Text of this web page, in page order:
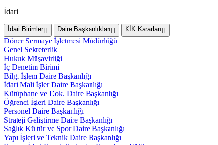
İdari
İdari Birimler Daire Başkanlıkları KİK Kararları
Döner Sermaye İşletmesi Müdürlüğü
Genel Sekreterlik
Hukuk Müşavirliği
İç Denetim Birimi
Bilgi İşlem Daire Başkanlığı
İdari Mali İşler Daire Başkanlığı
Kütüphane ve Dok. Daire Başkanlığı
Öğrenci İşleri Daire Başkanlığı
Personel Daire Başkanlığı
Strateji Geliştirme Daire Başkanlığı
Sağlık Kültür ve Spor Daire Başkanlığı
Yapı İşleri ve Teknik Daire Başkanlığı